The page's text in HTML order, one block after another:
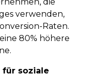
verwenden,
Raten.
80% höhere
für soziale